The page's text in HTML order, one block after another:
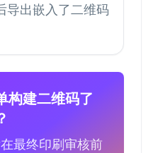
导出嵌入了二维码
构建二维码了
最终印刷审核前